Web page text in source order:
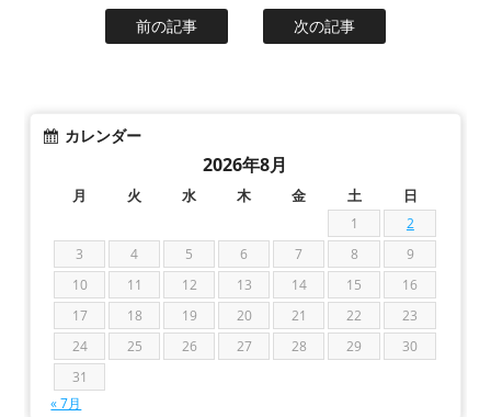
前の記事 次の記事
カレンダー
2026年8月
月 火 水 木 金 土 日
1
2
3
4 5 6 7 8
9
10
11 12 13 14 15
16
17
18 19 20 21 22
23
24
25 26 27 28 29
30
31
« 7月